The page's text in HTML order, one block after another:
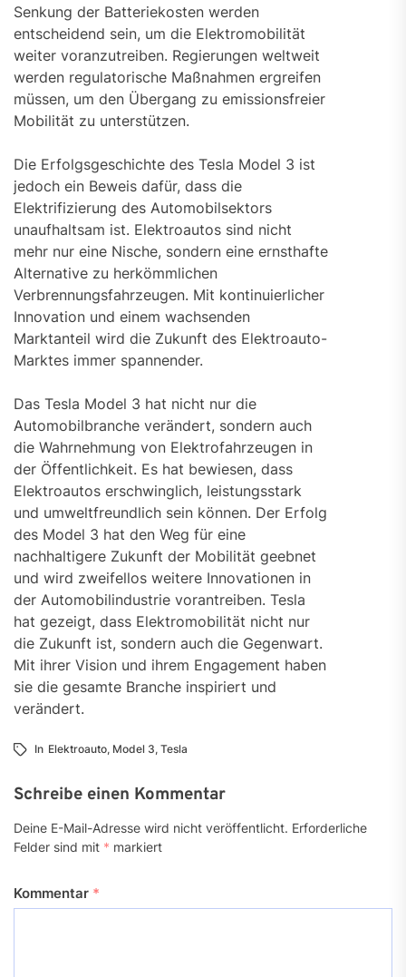
Senkung der Batteriekosten werden
entscheidend sein, um die Elektromobilität
weiter voranzutreiben. Regierungen weltweit
werden regulatorische Maßnahmen ergreifen
müssen, um den Übergang zu emissionsfreier
Mobilität zu unterstützen.
Die Erfolgsgeschichte des Tesla Model 3 ist
jedoch ein Beweis dafür, dass die
Elektrifizierung des Automobilsektors
unaufhaltsam ist. Elektroautos sind nicht
mehr nur eine Nische, sondern eine ernsthafte
Alternative zu herkömmlichen
Verbrennungsfahrzeugen. Mit kontinuierlicher
Innovation und einem wachsenden
Marktanteil wird die Zukunft des Elektroauto-
Marktes immer spannender.
Das Tesla Model 3 hat nicht nur die
Automobilbranche verändert, sondern auch
die Wahrnehmung von Elektrofahrzeugen in
der Öffentlichkeit. Es hat bewiesen, dass
Elektroautos erschwinglich, leistungsstark
und umweltfreundlich sein können. Der Erfolg
des Model 3 hat den Weg für eine
nachhaltigere Zukunft der Mobilität geebnet
und wird zweifellos weitere Innovationen in
der Automobilindustrie vorantreiben. Tesla
hat gezeigt, dass Elektromobilität nicht nur
die Zukunft ist, sondern auch die Gegenwart.
Mit ihrer Vision und ihrem Engagement haben
sie die gesamte Branche inspiriert und
verändert.
In Elektroauto, Model 3, Tesla
Schreibe einen Kommentar
Deine E-Mail-Adresse wird nicht veröffentlicht. Erforderliche
Felder sind mit * markiert
Kommentar *